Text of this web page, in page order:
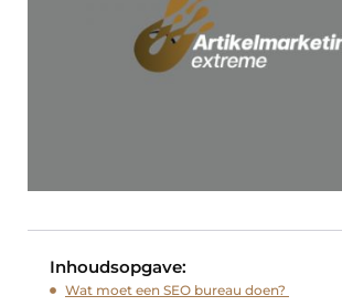
Inhoudsopgave:
Wat moet een SEO bureau doen?